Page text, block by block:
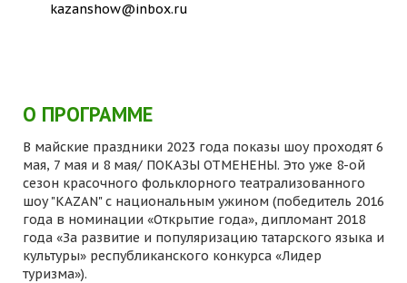
kazanshow@inbox.ru
О ПРОГРАММЕ
В майские праздники 2023 года показы шоу проходят 6
мая, 7 мая и 8 мая/ ПОКАЗЫ ОТМЕНЕНЫ. Это уже 8-ой
сезон красочного фольклорного театрализованного
шоу "KAZAN" с национальным ужином (победитель 2016
года в номинации «Открытие года», дипломант 2018
года «За развитие и популяризацию татарского языка и
культуры» республиканского конкурса «Лидер
туризма»).